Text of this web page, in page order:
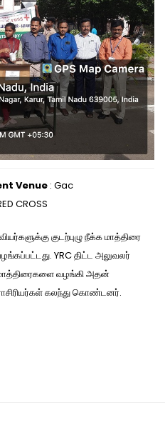
Venue : Gac
CROSS
குடற்புழு நீக்க மாத்திரை
YRC திட்ட அலுவலர்
வழங்கி அதன்
கலந்து கொண்டனர்.